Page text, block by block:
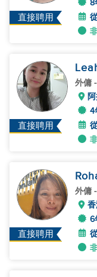
直接聘用
8
直接聘用
外傭
4
直接聘用
外傭
6